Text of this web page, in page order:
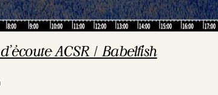
ACSR / Babelfish